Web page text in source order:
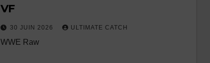
VF
30 JUIN 2026 ULTIMATE CATCH
WWE Raw